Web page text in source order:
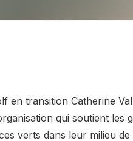
en transition Catherine
qui soutient les
verts dans leur milieu